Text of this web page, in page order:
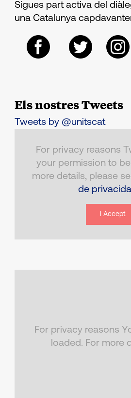
Sigues part activa del
una Catalunya
Els nostres Tweets
Tweets by @unitscat
For privacy reasons
your permission to
more details, please
de
I Accept
For privacy reasons
loaded. For more